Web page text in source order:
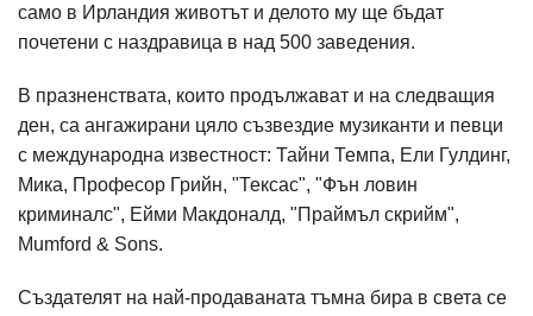
само в Ирландия животът и делото му ще бъдат
почетени с наздравица в над 500 заведения.
В празненствата, които продължават и на следващия
ден, са ангажирани цяло съзвездие музиканти и певци
с международна известност: Тайни Темпа, Ели Гулдинг,
Мика, Професор Грийн, "Тексас", "Фън ловин
криминалс", Ейми Макдоналд, "Праймъл скрийм",
Mumford & Sons.
Създателят на най-продаваната тъмна бира в света се